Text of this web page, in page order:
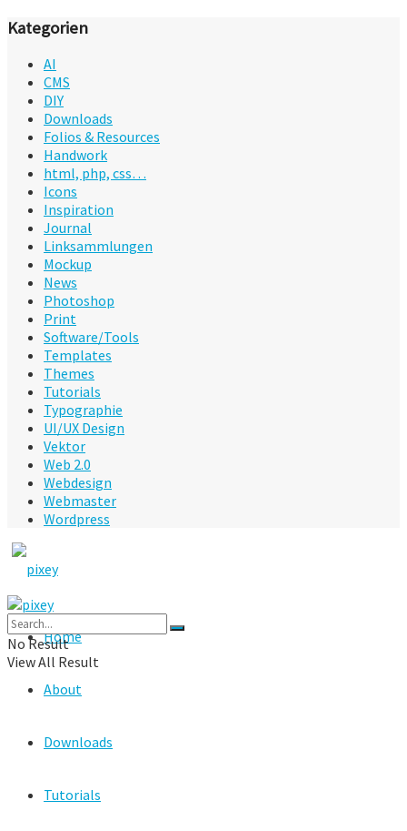
Kategorien
AI
CMS
DIY
Downloads
Folios & Resources
Handwork
html, php, css…
Icons
Inspiration
Journal
Linksammlungen
Mockup
News
Photoshop
Print
Software/Tools
Templates
Themes
Tutorials
Typographie
UI/UX Design
Vektor
Web 2.0
Webdesign
Webmaster
Wordpress
Home
About
Downloads
Tutorials
No Result
View All Result